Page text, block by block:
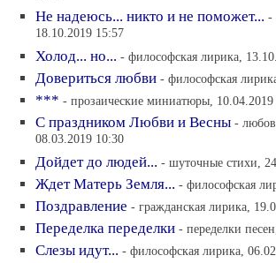
Не надеюсь... никто и не поможет... -
18.10.2019 15:57
Холод... но... - философская лирика,
Довериться любви - философская
*** - прозаические миниатюры, 10.04.2019
С праздником Любви и Весны -
08.03.2019 10:30
Дойдет до людей... - шуточные стихи,
Ждет Матерь Земля... - философская
Поздравление - гражданская лирика,
Переделка переделки - переделки
Слезы идут... - философская лирика,